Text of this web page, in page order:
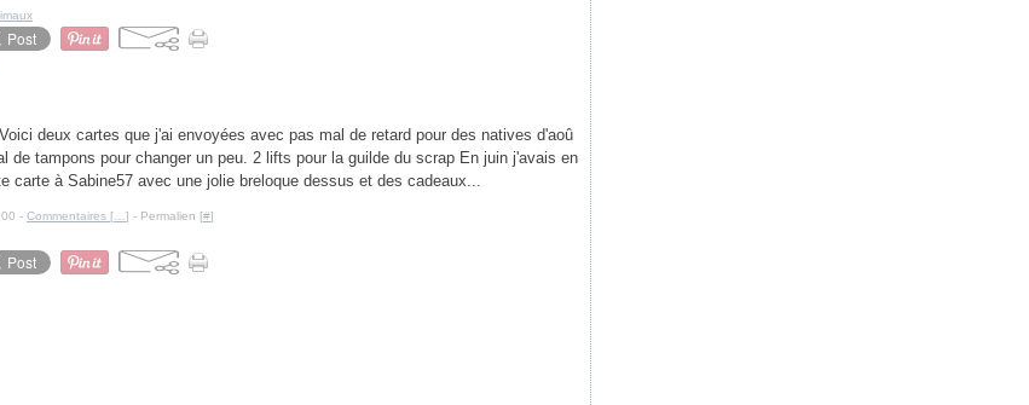
deux cartes que j'ai envoyées avec pas mal de retard pour des natives d'aoû
de tampons pour changer un peu. 2 lifts pour la guilde du scrap En juin j'avais en
carte à Sabine57 avec une jolie breloque dessus et des cadeaux...
- Commentaires [ ] - Permalien [#]